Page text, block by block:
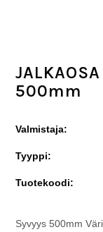
500mm
Valmistaja:
Tyyppi:
Tuotekoodi:
Syvyys 500mm